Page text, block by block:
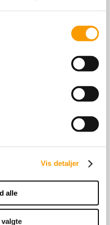
Vis detaljer
alle
Shamona